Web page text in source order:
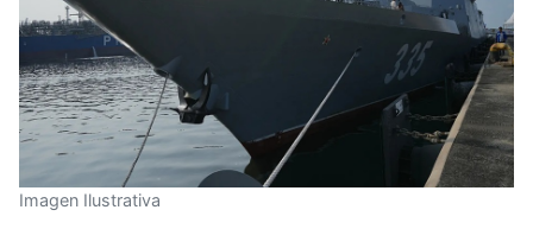
Imagen Ilustrativa